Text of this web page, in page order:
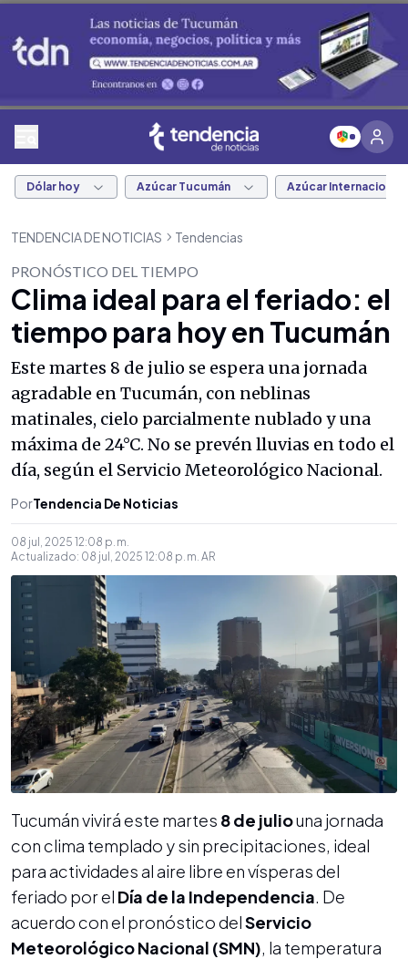
Dólar hoy Azúcar Tucumán Azúcar Internacional
TENDENCIA DE NOTICIAS Tendencias
PRONÓSTICO DEL TIEMPO
Clima ideal para el feriado: el
tiempo para hoy en Tucumán
Este martes 8 de julio se espera una jornada
agradable en Tucumán, con neblinas
matinales, cielo parcialmente nublado y una
máxima de 24°C. No se prevén lluvias en todo el
día, según el Servicio Meteorológico Nacional.
PorTendencia De Noticias
08 jul, 2025 12:08 p. m.
Actualizado: 08 jul, 2025 12:08 p. m. AR
Tucumán vivirá este martes 8 de juliouna jornada
con clima templado y sin precipitaciones, ideal
para actividades al aire libre en vísperas del
feriado por el Día de la Independencia . De
acuerdo con el pronóstico delServicio
Meteorológico Nacional (SMN) , la temperatura